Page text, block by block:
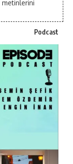
metinlerini
Podcast